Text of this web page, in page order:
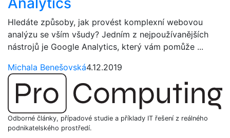
Hledáte způsoby, jak provést komplexní webovou
analýzu se vším všudy? Jedním z nejpoužívanějších
nástrojů je Google Analytics, který vám pomůže ...
Michala Benešovská4.12.2019
Odborné články, případové studie a příklady IT řešení z reálného
podnikatelského prostředí.